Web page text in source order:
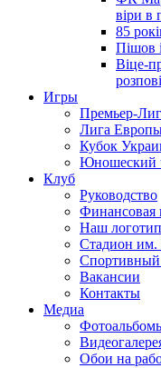
віри в
85
Пішов
Віце-
Игры
Премьер-
Лига
Кубок
Юношеский
Клуб
Руководство
Финансовая
Наш логотип
Стадион им.
Спортивный
Вакансии
Контакты
Медиа
Обои на